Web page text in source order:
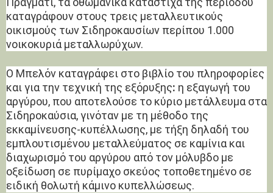
καταγράφουν στους τρεις μεταλλευτικούς
οικισμούς των Σιδηροκαυσίων περίπου 1.000
νοικοκυριά μεταλλωρύχων.
Ο Μπελόν καταγράφει στο βιβλίο του πληροφορίες
και για την τεχνική της εξόρυξης: η εξαγωγή του
αργύρου, που αποτελούσε το κύριο μετάλλευμα στα
Σιδηροκαύσια, γινόταν με τη μέθοδο της
εκκαμίνευσης-κυπέλλωσης, με τήξη δηλαδή του
εμπλουτισμένου μεταλλεύματος σε καμίνια και
διαχωρισμό του αργύρου από τον μόλυβδο με
οξείδωση σε πυρίμαχο σκεύος τοποθετημένο σε
ειδική θολωτή κάμινο κυπελλώσεως.